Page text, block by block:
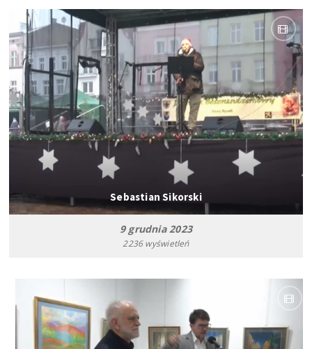
Sebastian Sikorski
9 grudnia 2023
2236 wyświetleń